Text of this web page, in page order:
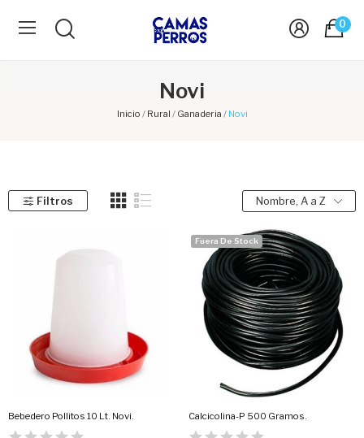
0
Novi
Inicio Rural Ganaderia Novi
Filtros Nombre, A a Z
Bebedero Pollitos 10 Lt. Novi.
Fuera De Stock
Calcicolina-P 500 Gramos.